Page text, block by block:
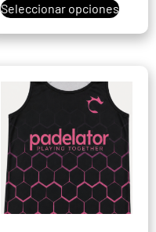
Seleccionar opciones